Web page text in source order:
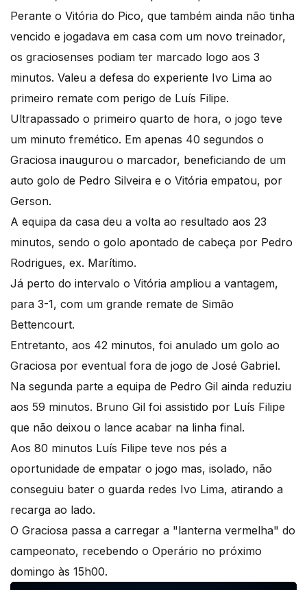
Perante o Vitória do Pico, que também ainda não tinha
vencido e jogadava em casa com um novo treinador,
os graciosenses podiam ter marcado logo aos 3
minutos. Valeu a defesa do experiente Ivo Lima ao
primeiro remate com perigo de Luís Filipe.
Ultrapassado o primeiro quarto de hora, o jogo teve
um minuto fremético. Em apenas 40 segundos o
Graciosa inaugurou o marcador, beneficiando de um
auto golo de Pedro Silveira e o Vitória empatou, por
Gerson.
A equipa da casa deu a volta ao resultado aos 23
minutos, sendo o golo apontado de cabeça por Pedro
Rodrigues, ex. Marítimo.
Já perto do intervalo o Vitória ampliou a vantagem,
para 3-1, com um grande remate de Simão
Bettencourt.
Entretanto, aos 42 minutos, foi anulado um golo ao
Graciosa por eventual fora de jogo de José Gabriel.
Na segunda parte a equipa de Pedro Gil ainda reduziu
aos 59 minutos. Bruno Gil foi assistido por Luís Filipe
que não deixou o lance acabar na linha final.
Aos 80 minutos Luís Filipe teve nos pés a
oportunidade de empatar o jogo mas, isolado, não
conseguiu bater o guarda redes Ivo Lima, atirando a
recarga ao lado.
O Graciosa passa a carregar a "lanterna vermelha" do
campeonato, recebendo o Operário no próximo
domingo às 15h00.